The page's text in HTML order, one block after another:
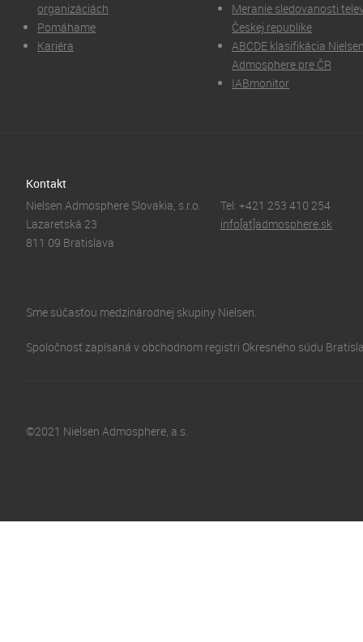
organizáciách
Pomáhame
Kariéra
Meranie sledovanosti
Českej republike
ABCDE klasifikácia
Admosphere pre ČR
IABmonitor
Kontakt
Nielsen Admosphere Slovakia, s.r.o.
Lazaretská 23
811 09 Bratislava
Tel: +421 253 410 254
info[at]admosphere.sk
Sme súčasťou medzinárodnej skupiny Nielsen.
Spoločnosť zapísaná v obchodnom registri Okresného súdu
©2021 Nielsen Admosphere, a.s.